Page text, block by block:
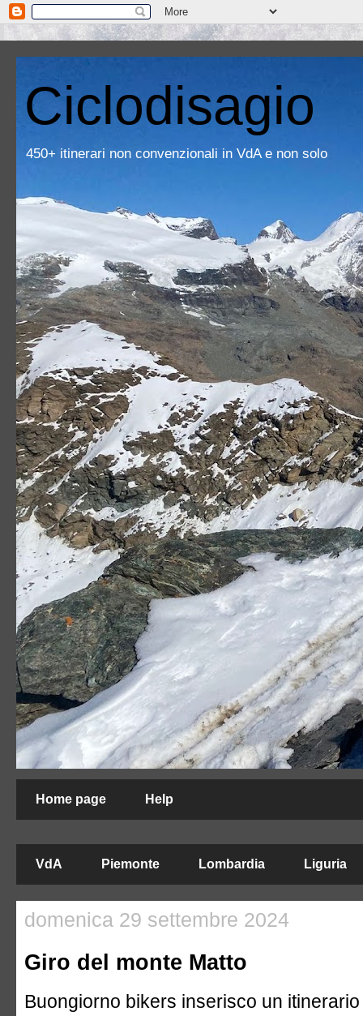
Ciclodisagio
450+ itinerari non convenzionali in VdA e non solo
Home page Help
VdA Piemonte Lombardia Liguria
domenica 29 settembre 2024
Giro del monte Matto
Buongiorno bikers inserisco un